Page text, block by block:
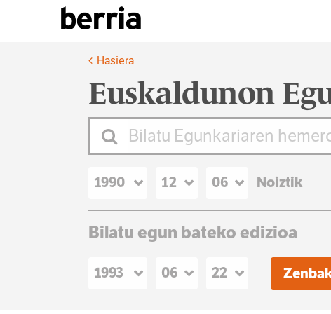
Hasiera
Euskaldunon
Noiztik
Bilatu egun bateko edizioa